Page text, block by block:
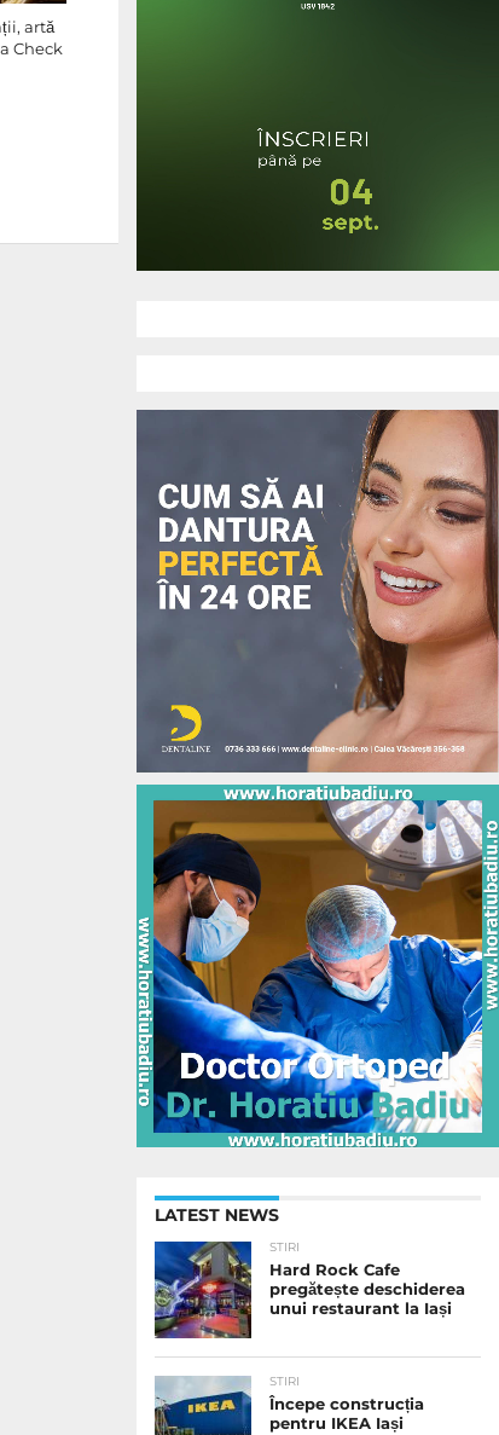
artă
Check
LATEST NEWS
STIRI
Hard Rock Cafe
pregătește deschiderea
unui restaurant la Iași
STIRI
Începe construcția
pentru IKEA Iași